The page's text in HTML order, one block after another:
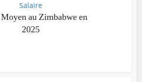
Salaire
au Zimbabwe en
2025